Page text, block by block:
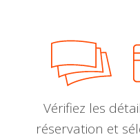
Vérifiez les
réservation et